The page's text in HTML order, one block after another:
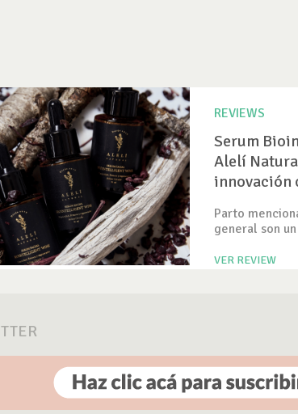
REVIEWS
Serum
Alelí
innovación
Parto
general son
VER REVIEW